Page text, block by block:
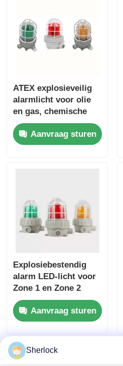
ATEX explosieveilig
alarmlicht voor olie
en gas, chemische
fabrieken en
gevaarlijke gebieden
Aanvraag sturen
Explosiebestendig
alarm LED-licht voor
Zone 1 en Zone 2
Aanvraag sturen
Sherlock